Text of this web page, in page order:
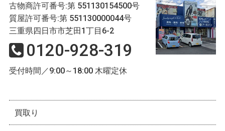
古物商許可番号:第 551130154500号
質屋許可番号:第 551130000044号
三重県四日市市芝田1丁目6-2
0120-928-319
受付時間／9:00～18:00 木曜定休
買取り